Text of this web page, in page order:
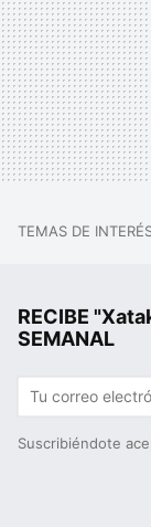
TEMAS DE
RECIBE
SEMANAL
Suscribiéndote